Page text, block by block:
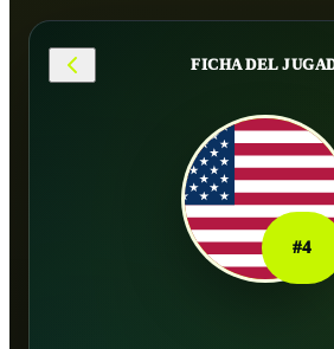
FICHA DEL
#4